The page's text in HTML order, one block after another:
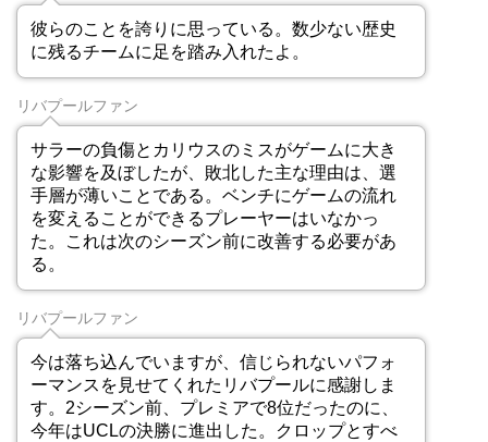
彼らのことを誇りに思っている。数少ない歴史
に残るチームに足を踏み入れたよ。
リバプールファン
サラーの負傷とカリウスのミスがゲームに大き
な影響を及ぼしたが、敗北した主な理由は、選
手層が薄いことである。ベンチにゲームの流れ
を変えることができるプレーヤーはいなかっ
た。これは次のシーズン前に改善する必要があ
る。
リバプールファン
今は落ち込んでいますが、信じられないパフォ
ーマンスを見せてくれたリバプールに感謝しま
す。2シーズン前、プレミアで8位だったのに、
今年はUCLの決勝に進出した。クロップとすべ